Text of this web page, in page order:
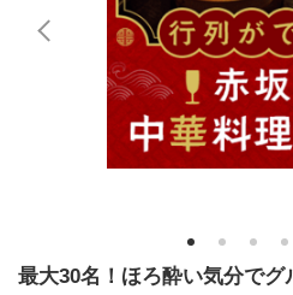
1 2 3 4
最大30名！ほろ酔い気分で